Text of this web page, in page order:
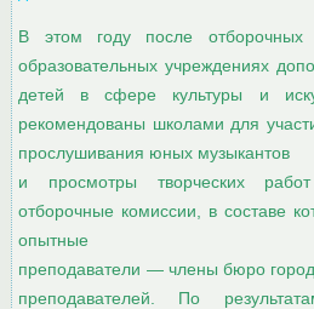
В этом году после отборочных
образовательных учреждениях
детей в сфере культуры и
рекомендованы школами для
прослушивания юных музыкантов
и просмотры творческих
отборочные комиссии, в составе
опытные
преподаватели — члены бюро
преподавателей. По